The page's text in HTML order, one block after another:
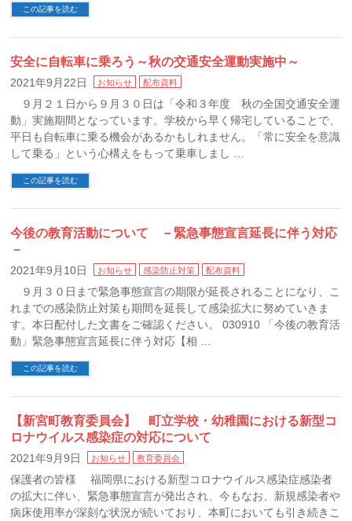
この記事を読む
安全に自転車に乗ろう～秋の交通安全運動実施中～
2021年9月22日 お知らせ 配布資料
９月２１日から９月３０日は「令和３年度 秋の全国交通安全運
動」実施期間となっています。学校から早く帰宅していることで、
平日も自転車に乗る機会があるかもしれません。「常に安全を意識
して乗る」という心構えをもって乗車しまし …
この記事を読む
今後の教育活動について －緊急事態宣言延長に伴う対応
－
2021年9月10日 お知らせ 感染防止対策 配布資料
９月３０日まで緊急事態宣言の期限が延長されることになり、こ
れまでの感染防止対策も期間を延長して感染拡大に努めていきま
す。本日配付した文書をご確認ください。 030910 「今後の教育活
動」緊急事態宣言延長に伴う対応【相 …
この記事を読む
【新宮町教育委員会】 町立学校・幼稚園における新型コ
ロナウイルス感染症の対応について
2021年9月9日 お知らせ 教育委員会
保護者の皆様 福岡県における新型コロナウイルス感染症感染者
の拡大に伴い、緊急事態宣言が発出され、今もなお、新規感染者や
病床使用率が深刻な状況が続いており、本町においても引き続きこ